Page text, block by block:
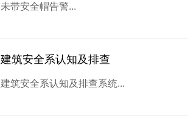
未带安全帽告警...
建筑安全系认知及排查
建筑安全系认知及排查系统...